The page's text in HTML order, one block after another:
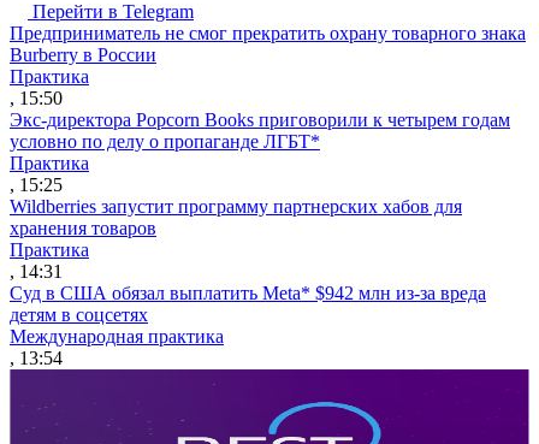
Перейти в Telegram
Предприниматель не смог прекратить охрану товарного знака
Burberry в России
Практика
, 15:50
Экс-директора Popcorn Books приговорили к четырем годам
условно по делу о пропаганде ЛГБТ*
Практика
, 15:25
Wildberries запустит программу партнерских хабов для
хранения товаров
Практика
, 14:31
Суд в США обязал выплатить Meta* $942 млн из-за вреда
детям в соцсетях
Международная практика
, 13:54